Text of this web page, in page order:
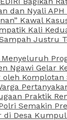
dan Nyali
Kawal
Kali
Justru
Ngawi Gelar
Praktik
Semakin
Desa